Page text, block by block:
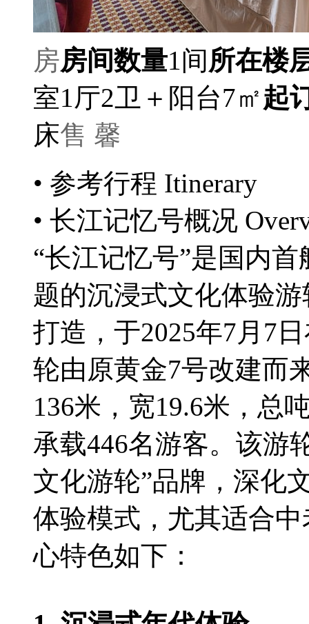
房房间数量1间所在楼
室1厅2卫＋阳台7㎡起
床售 馨
• 参考行程 Itinerary
• 长江记忆号概况
“长江记忆号”是国内
题的沉浸式文化体验
打造，于2025年7月7
轮由原黄金7号改建而
136米，宽19.6米，总
承载446名游客。该游
文化游轮”品牌，深化
体验模式，尤其适合
心特色如下：